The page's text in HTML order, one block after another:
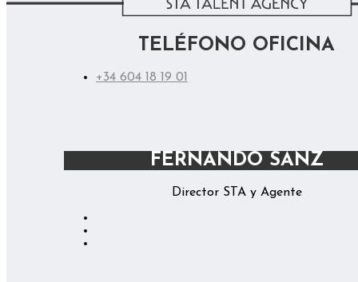
FERNANDO SANZ
Director STA y Agente
TELÉFONO OFICINA
+34 604 18 19 01